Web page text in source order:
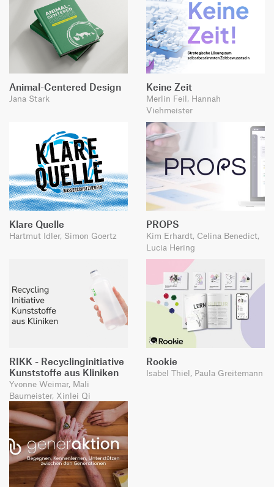
Animal-Centered Design
Jana Stark
Keine Zeit
Merlin Feil, Hannah
Viehmeister
Klare Quelle
Hartmut Idler, Simon Goertz
PROPS
Kim Erhardt, Celina Benedict,
Lucia Hering
RIKK - Recyclinginitiative
Kunststoffe aus Kliniken
Yvonne Weimar, Mali
Baumeister, Xinlei Qi
Rookie
Isabel Thiel, Paula Greitemann